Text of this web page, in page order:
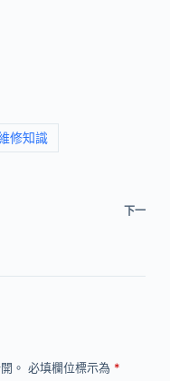
修知識
下一
。 必填欄位標示為 *